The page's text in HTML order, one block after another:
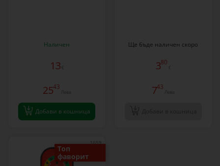
Наличен
13 €
2543
Лева
Добави в кошница
Ще бъде наличен скоро
380
€
743
Лева
1659
Топ
фаворит